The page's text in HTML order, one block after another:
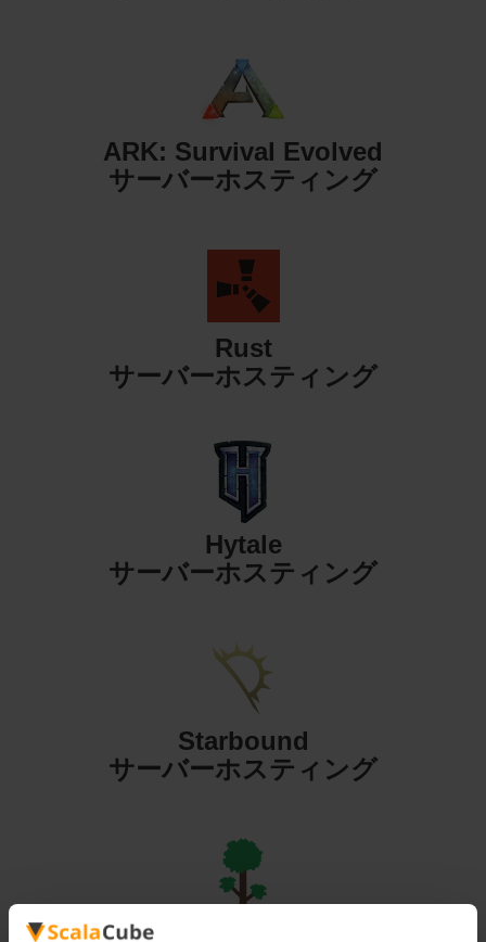
ARK: Survival Evolved
サーバーホスティング
Rust
サーバーホスティング
Hytale
サーバーホスティング
Starbound
サーバーホスティング